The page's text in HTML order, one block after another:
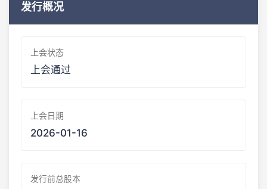
发行概况
上会状态
上会通过
上会日期
2026-01-16
发行前总股本